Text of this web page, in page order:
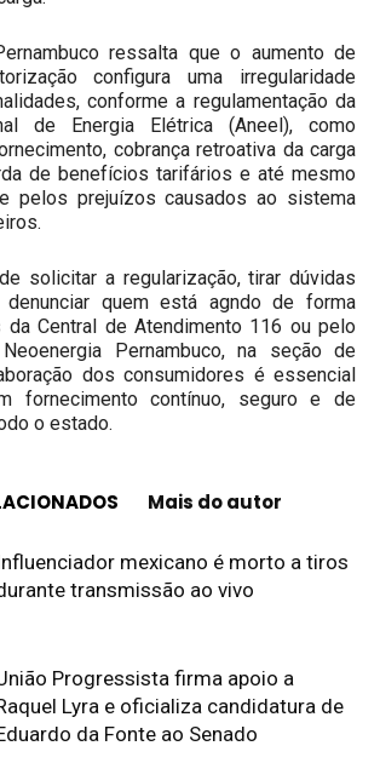
ressalta que o aumento de
configura uma irregularidade
conforme a regulamentação da
de Energia Elétrica (Aneel), como
cobrança retroativa da carga
de benefícios tarifários e até mesmo
pelos prejuízos causados ao sistema
solicitar a regularização, tirar dúvidas
quem está agndo de forma
da Central de Atendimento 116 ou pelo
Pernambuco, na seção de
dos consumidores é essencial
fornecimento contínuo, seguro e de
o estado.
Mais do autor
mexicano é morto a tiros
transmissão ao vivo
Progressista firma apoio a
Lyra e oficializa candidatura de
da Fonte ao Senado